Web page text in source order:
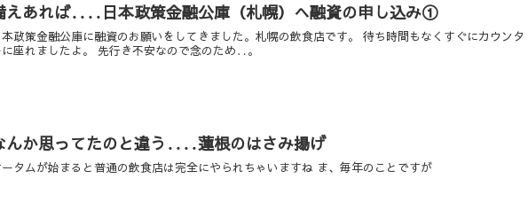
えあれば‥‥日本政策金融公庫（札幌）へ融資の申し込み①
本政策金融公庫に融資のお願いをしてきました。札幌の飲食店です。 待ち時間もなくすぐにカウンタ
に座れましたよ。 先行き不安なので念のため‥。
んか思ってたのと違う‥‥蓮根のはさみ揚げ
ータムが始まると普通の飲食店は完全にやられちゃいますね ま、毎年のことですが